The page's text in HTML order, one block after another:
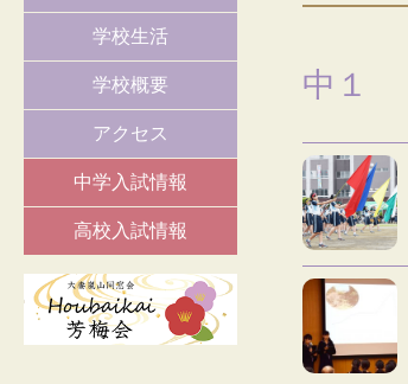
学校生活
学校概要
アクセス
中学入試情報
高校入試情報
中１